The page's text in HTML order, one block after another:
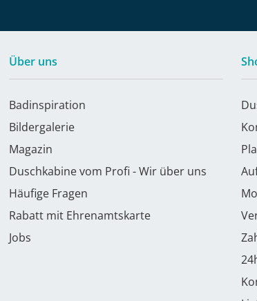
Über uns
Badinspiration
Bildergalerie
Magazin
Duschkabine vom Profi - Wir über uns
Häufige Fragen
Rabatt mit Ehrenamtskarte
Jobs